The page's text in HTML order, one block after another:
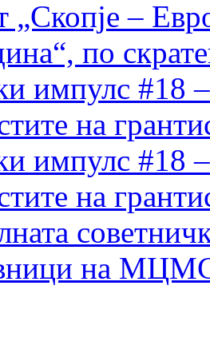
„Скопје –
по
импулс #18
на
импулс #18
на
на МЦМС